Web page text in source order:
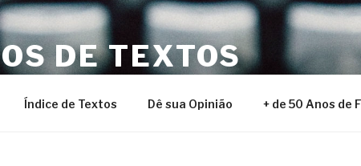
DE TEXTOS
Índice de Textos Dê sua Opinião + de 50 Anos de